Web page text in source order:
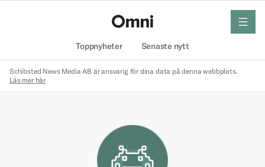
Toppnyheter Senaste nytt
meny
Schibsted News Media AB är ansvarig för dina data på denna webbplats.
Läs mer här